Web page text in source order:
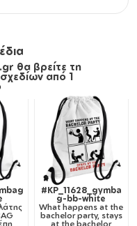
θα βρείτε τη
από 1
#KP_11628_gymba
g-bb-white
What happens at the
bachelor party, stays
at the bachelor